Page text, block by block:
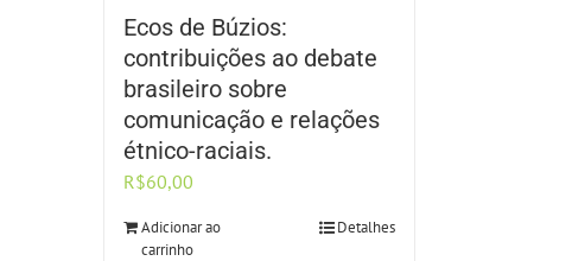
Ecos de Búzios:
contribuições ao debate
brasileiro sobre
comunicação e relações
étnico-raciais.
R$60,00
Adicionar ao
carrinho
Detalhes